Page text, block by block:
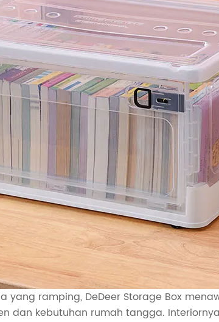
yang ramping, DeDeer Storage Box
dan kebutuhan rumah tangga.